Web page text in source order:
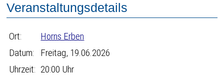
Veranstaltungsdetails
Ort:
Horns Erben
Datum:
Freitag, 19.06.2026
Uhrzeit: 20:00 Uhr